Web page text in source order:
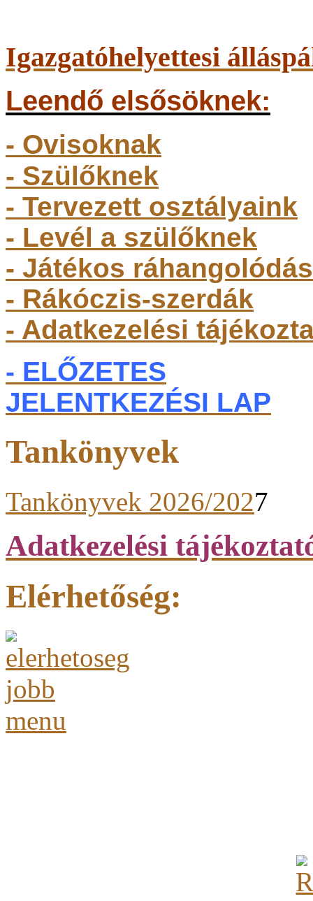
Igazgatóhelyettesi
Leendő elsősöknek:
- Ovisoknak
- Szülőknek
- Tervezett osztályaink
- Levél a szülőknek
- Játékos ráhangolódás
- Rákóczis-szerdák
- Adatkezelési
- ELŐZETES
JELENTKEZÉSI LAP
Tankönyvek
Tankönyvek 2026/2027
Adatkezelési
Elérhetőség: